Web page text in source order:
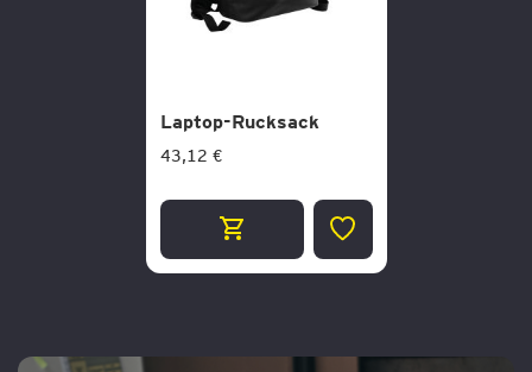
Laptop-Rucksack
43,12 €
ZUR